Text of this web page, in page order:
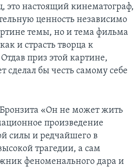
это настоящий кинематограф,
ценность независимо
темы, но и тема фильма
и страсть творца к
приз этой картине,
сделал бы честь самому себе
«Он не может жить
произведение
силы и редчайшего в
трагедии, а сам
феноменального дара и